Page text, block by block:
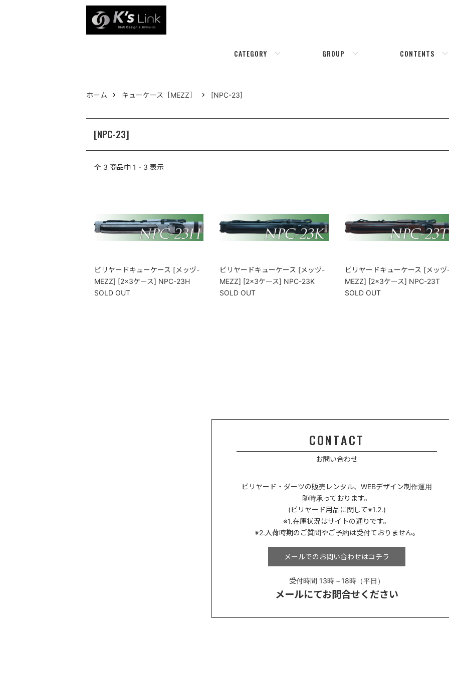
CATEGORY GROUP CONTENTS
ホーム キューケース［MEZZ］ [NPC-23]
[NPC-23]
全 3 商品中 1 - 3 表示
ビリヤードキューケース [メッヅ-
MEZZ] [2×3ケース] NPC-23H
SOLD OUT
ビリヤードキューケース [メッヅ-
MEZZ] [2×3ケース] NPC-23K
SOLD OUT
ビリヤードキューケース [メッヅ
MEZZ] [2×3ケース] NPC-23T
SOLD OUT
CONTACT
お問い合わせ
ビリヤード・ダーツの販売レンタル、 WEBデザイン制作運用
随時承っております。
(ビリヤード用品に関して※1.2.)
※1.在庫状況はサイトの通りです。
※2.入荷時期のご質問やご予約は受付ておりません。
メールでのお問い合わせはコチラ
受付時間 13時～18時（平日）
メールにてお問合せください